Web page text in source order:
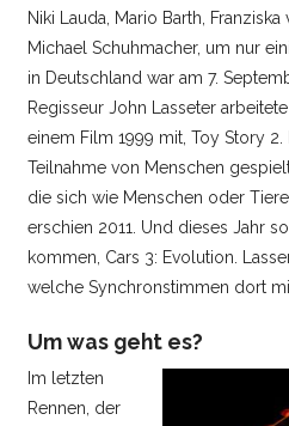
Niki Lauda, Mario Barth,
Michael Schuhmacher, um nur
in Deutschland war am 7.
Regisseur John Lasseter
einem Film 1999 mit, Toy Story
Teilnahme von Menschen
die sich wie Menschen oder
erschien 2011. Und dieses Jahr
kommen, Cars 3: Evolution.
welche Synchronstimmen dort
Um was geht es?
Im letzten
Rennen, der